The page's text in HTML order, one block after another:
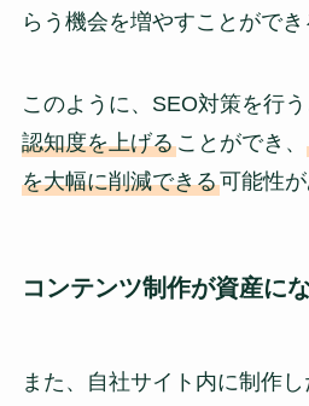
らう機会を増やすことができ
このように、SEO対策を行
認知度を上げることができ、
を大幅に削減できる可能性が
コンテンツ制作が資産に
また、自社サイト内に制作し